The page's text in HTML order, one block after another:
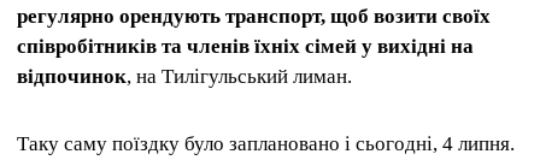
регулярно орендують транспорт, щоб возити своїх
співробітників та членів їхніх сімей у вихідні на
відпочинок, на Тилігульський лиман.
Таку саму поїздку було заплановано і сьогодні, 4 липня.